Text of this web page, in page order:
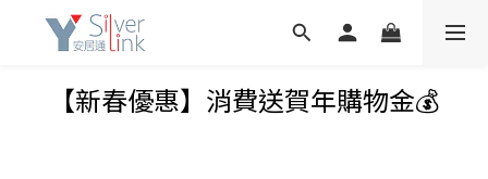
【新春優惠】消費送賀年購物金💰